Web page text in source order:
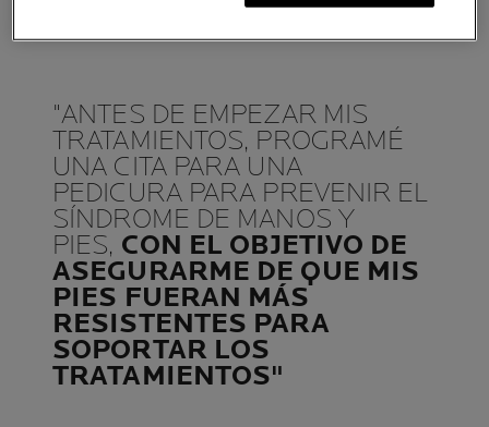
"ANTES DE EMPEZAR MIS
TRATAMIENTOS, PROGRAMÉ
UNA CITA PARA UNA
PEDICURA PARA PREVENIR EL
SÍNDROME DE MANOS Y
PIES, CON EL OBJETIVO DE
ASEGURARME DE QUE MIS
PIES FUERAN MÁS
RESISTENTES PARA
SOPORTAR LOS
TRATAMIENTOS"